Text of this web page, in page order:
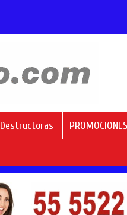
Destructoras PROMOCIONES